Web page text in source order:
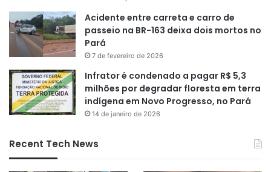
Acidente entre carreta e carro de
passeio na BR-163 deixa dois mortos no
Pará
7 de fevereiro de 2026
Infrator é condenado a pagar R$ 5,3
milhões por degradar floresta em terra
indígena em Novo Progresso, no Pará
14 de janeiro de 2026
Recent Tech News